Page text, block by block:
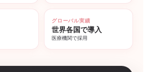
グローバル実績
世界各国で導入
医療機関で採用